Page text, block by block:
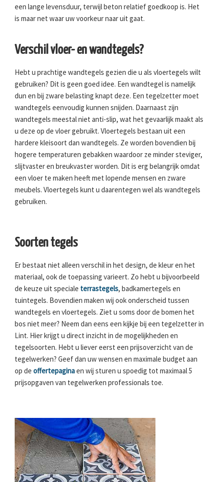
een lange levensduur, terwijl beton relatief goedkoop is. Het
is maar net waar uw voorkeur naar uit gaat.
Verschil vloer- en wandtegels?
Hebt u prachtige wandtegels gezien die u als vloertegels wilt
gebruiken? Dit is geen goed idee. Een wandtegel is namelijk
dun en bij zware belasting knapt deze. Een tegelzetter moet
wandtegels eenvoudig kunnen snijden. Daarnaast zijn
wandtegels meestal niet anti-slip, wat het gevaarlijk maakt als
u deze op de vloer gebruikt. Vloertegels bestaan uit een
hardere kleisoort dan wandtegels. Ze worden bovendien bij
hogere temperaturen gebakken waardoor ze minder steviger,
slijtvaster en breukvaster worden. Dit is erg belangrijk omdat
een vloer te maken heeft met lopende mensen en zware
meubels. Vloertegels kunt u daarentegen wel als wandtegels
gebruiken.
Soorten tegels
Er bestaat niet alleen verschil in het design, de kleur en het
materiaal, ook de toepassing varieert. Zo hebt u bijvoorbeeld
de keuze uit speciale terrastegels, badkamertegels en
tuintegels. Bovendien maken wij ook onderscheid tussen
wandtegels en vloertegels. Ziet u soms door de bomen het
bos niet meer? Neem dan eens een kijkje bij een tegelzetter in
Lint. Hier krijgt u direct inzicht in de mogelijkheden en
tegelsoorten. Hebt u liever eerst een prijsoverzicht van de
tegelwerken? Geef dan uw wensen en maximale budget aan
op de offertepaginaen wij sturen u spoedig tot maximaal 5
prijsopgaven van tegelwerken professionals toe.